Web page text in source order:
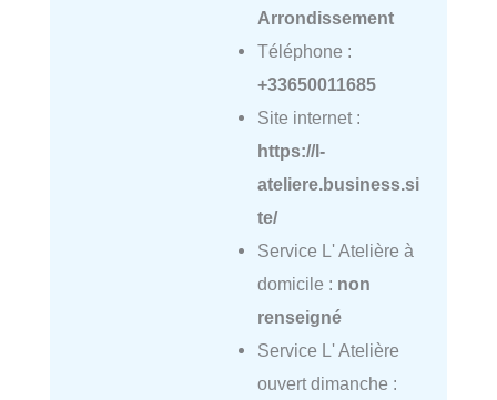
Arrondissement
Téléphone :
+33650011685
Site internet :
https://l-
ateliere.business.si
te/
Service L' Atelière à
domicile : non
renseigné
Service L' Atelière
ouvert dimanche :